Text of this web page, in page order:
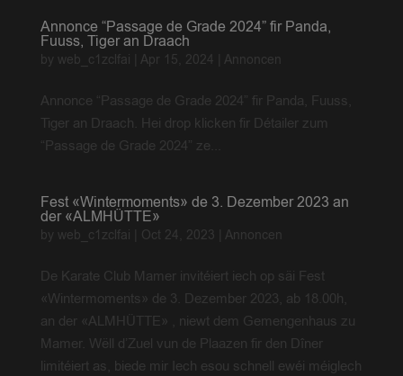
Annonce “Passage de Grade 2024” fir Panda,
Fuuss, Tiger an Draach
by web_c1zclfai Apr 15, 2024 Annoncen
Annonce “Passage de Grade 2024” fir Panda, Fuuss,
Tiger an Draach. Hei drop klicken fir Détailer zum
“Passage de Grade 2024” ze...
Fest «Wintermoments» de 3. Dezember 2023 an
der «ALMHÜTTE»
by web_c1zclfai Oct 24, 2023 Annoncen
De Karate Club Mamer invitéiert iech op säi Fest
«Wintermoments» de 3. Dezember 2023, ab 18.00h,
an der «ALMHÜTTE» , niewt dem Gemengenhaus zu
Mamer. Wëll d’Zuel vun de Plaazen fir den Dîner
limitéiert as, biede mir Iech esou schnell ewéi méiglech